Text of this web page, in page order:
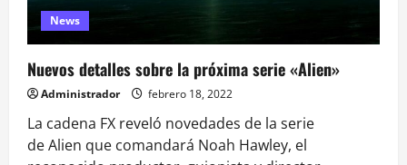
News
Nuevos detalles sobre la próxima serie «Alien»
Administrador febrero 18, 2022
La cadena FX reveló novedades de la serie
de Alien que comandará Noah Hawley, el